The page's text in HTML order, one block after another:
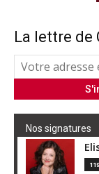
La lettre de
Nos signatures